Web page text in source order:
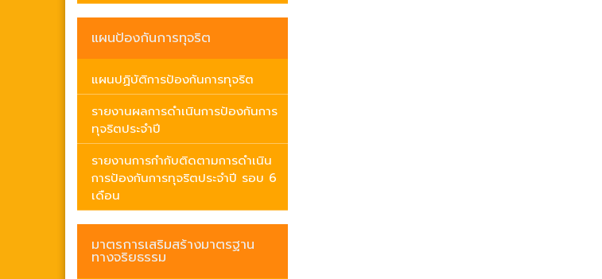
แผนป้องกันการทุจริต
แผนปฏิบัติการป้องกันการทุจริต
รายงานผลการดำเนินการป้องกันการ
ทุจริตประจำปี
รายงานการกำกับติดตามการดำเนิน
การป้องกันการทุจริตประจำปี รอบ 6
เดือน
มาตรการเสริมสร้างมาตรฐาน
ทางจริยธรรม